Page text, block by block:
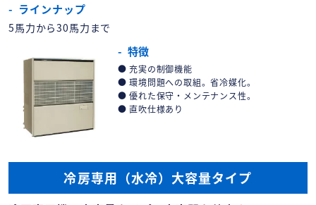
ラインナップ
5馬力から30馬力まで
特徴
充実の制御機能
環境問題への取組。省冷媒化。
優れた保守・メンテナンス性。
直吹仕様あり
冷房専用（水冷）大容量タイプ